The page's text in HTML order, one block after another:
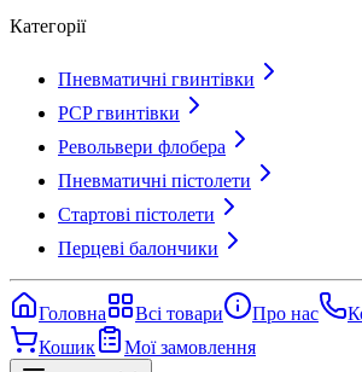
Категорії
Пневматичні гвинтівки
PCP гвинтівки
Револьвери флобера
Пневматичні пістолети
Стартові пістолети
Перцеві балончики
Головна Всі товари Про нас
Кошик
Мої замовлення